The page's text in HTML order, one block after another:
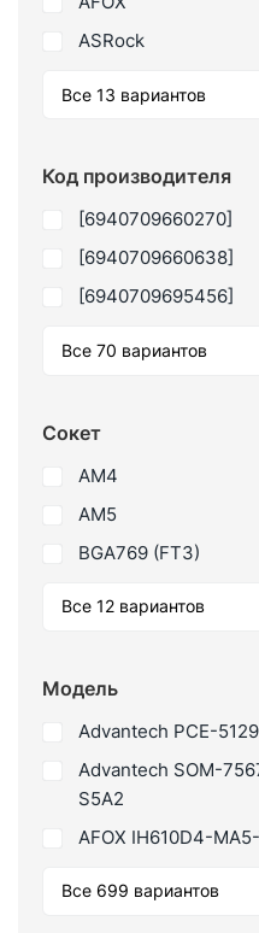
ASRock
Все 13 вариантов
Код производителя
[6940709660270]
[6940709660638]
[6940709695456]
Все 70 вариантов
Сокет
AM4
AM5
BGA769 (FT3)
Все 12 вариантов
Модель
Advantech PCE-
Advantech SOM-7567BS0CB-
S5A2
AFOX IH610D4-
Все 699 вариантов